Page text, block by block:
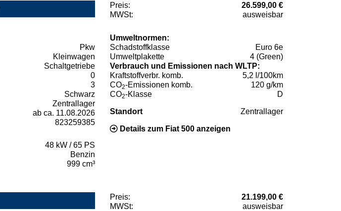
Preis:
26.599,00 €
MWSt:
ausweisbar
Pkw
Kleinwagen
Schaltgetriebe
0
3
Schwarz
Zentrallager
ab ca. 11.08.2026
823259385
48 kW / 65 PS
Benzin
999 cm³
Umweltnormen:
Schadstoffklasse
Euro 6e
Umweltplakette
4 (Green)
Verbrauch und Emissionen nach WLTP:
Kraftstoffverbr. komb.
5,2 l/100km
CO2-Emissionen komb.
120 g/km
CO2-Klasse D
Standort Zentrallager
Details zum Fiat 500 anzeigen
Preis:
21.199,00 €
MWSt:
ausweisbar